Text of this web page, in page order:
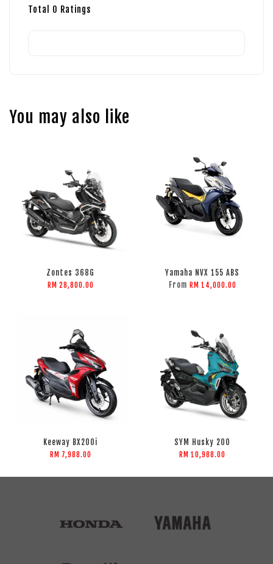
Total 0 Ratings
You may also like
Zontes 368G
RM 28,800.00
Yamaha NVX 155 ABS
From RM 14,000.00
Keeway BX200i
RM 7,988.00
SYM Husky 200
RM 10,988.00